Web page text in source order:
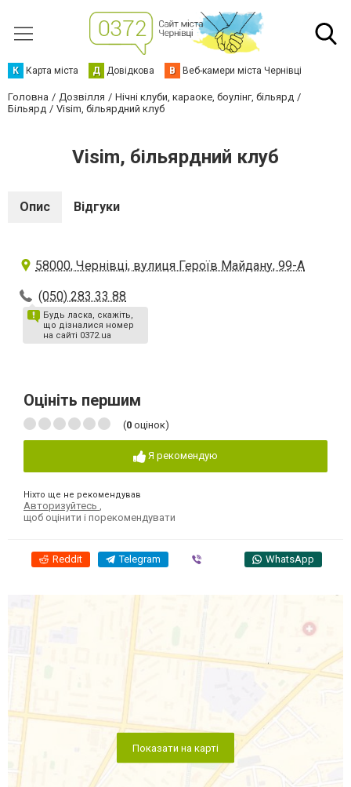
К Карта міста Д Довідкова В Веб-камери міста Чернівці
Головна Дозвілля
Нічні клуби, караоке, боулінг, більярд
Більярд
Visim, більярдний клуб
Visim, більярдний клуб
Опис Відгуки
58000, Чернівці, вулиця Героїв Майдану, 99-А
(050) 283 33 88
Будь ласка, скажіть,
що дізналися номер
на сайті 0372.ua
Оцініть першим
(0 оцінок)
Я рекомендую
Ніхто ще не рекомендував
Авторизуйтесь
щоб оцінити і порекомендувати
Reddit Telegram WhatsApp
Показати на карті